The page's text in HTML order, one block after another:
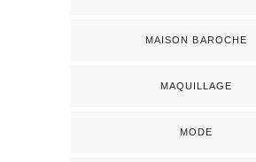
MAISON BAROCHE
MAQUILLAGE
MODE